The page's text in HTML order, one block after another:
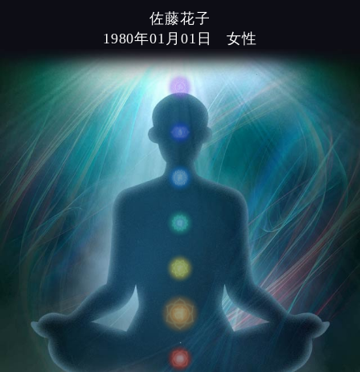
佐藤花子
1980年01月01日 女性
第6チャクラ : 小
あなたの直感力
第4チャクラ : 中
あなたの愛
第2チャクラ : 大
あなたの自立心
第7チャクラ : 中
あなたの霊力
第5チャクラ : 中
あなたの表現力
第3チャクラ : 中
あなたの自意識
第1チャクラ : 中
あなたの生命力
第6チャクラ : 小
あなたの直感力
第2チャクラ : 大
あなたの自立心
第5チャクラ : 中
あなたの表現力
第3チャクラ : 中
あなたの自意識